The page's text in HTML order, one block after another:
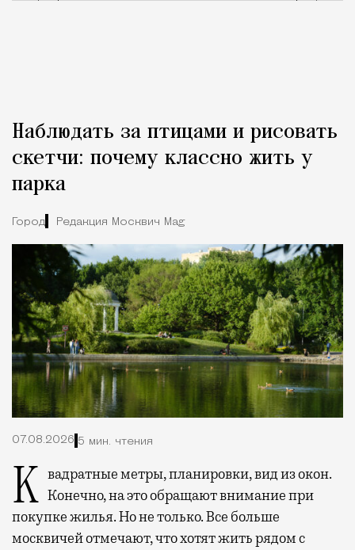
Наблюдать за птицами и рисовать
скетчи: почему классно жить у
парка
Город Редакция Москвич Mag
07.08.2026 5 мин. чтения
Квадратные метры, планировки, вид из окон. Конечно, на это обращают внимание при
покупке жилья. Но не только. Все больше
москвичей отмечают, что хотят жить рядом с